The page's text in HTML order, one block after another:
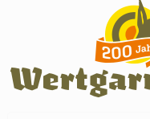
Zubehör